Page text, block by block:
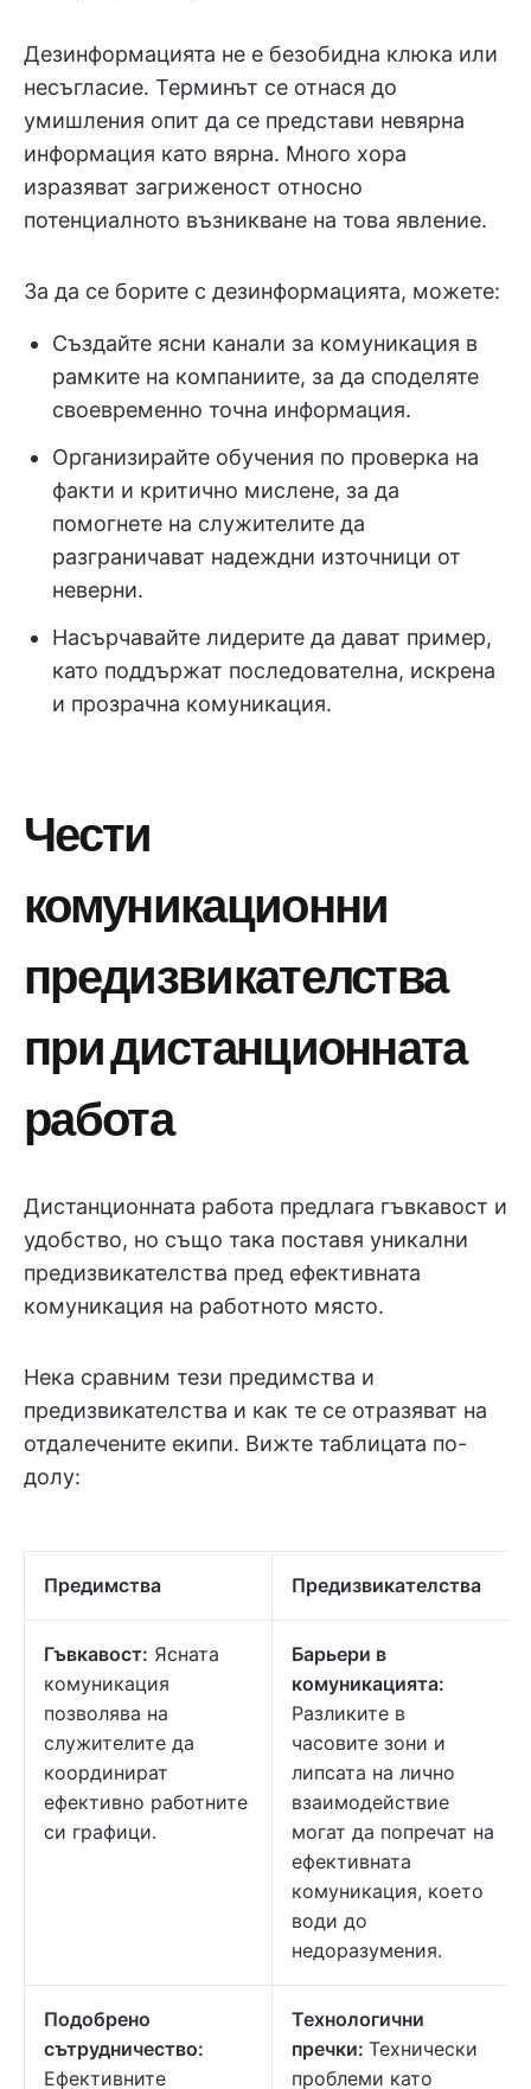
Дезинформацията не е безобидна клюка или
несъгласие. Терминът се отнася до
умишления опит да се представи невярна
информация като вярна. Много хора
изразяват загриженост относно
потенциалното възникване на това явление.
За да се борите с дезинформацията, можете:
Създайте ясни канали за комуникация в
рамките на компаниите, за да споделяте
своевременно точна информация.
Организирайте обучения по проверка на
факти и критично мислене, за да
помогнете на служителите да
разграничават надеждни източници от
неверни.
Насърчавайте лидерите да дават пример,
като поддържат последователна, искрена
и прозрачна комуникация.
Чести
комуникационни
предизвикателства
при дистанционната
работа
Дистанционната работа предлага гъвкавост и
удобство, но също така поставя уникални
предизвикателства пред ефективната
комуникация на работното място.
Нека сравним тези предимства и
предизвикателства и как те се отразяват на
отдалечените екипи. Вижте таблицата по-
долу:
Предимства Предизвикателства
Гъвкавост: Ясната
комуникация
позволява на
служителите да
координират
ефективно работните
си графици.
Барьери в
комуникацията:
Разликите в
часовите зони и
липсата на лично
взаимодействие
могат да попречат на
ефективната
комуникация, което
води до
недоразумения.
Подобрено
сътрудничество:
Ефективните
Технологични
пречки: Технически
проблеми като